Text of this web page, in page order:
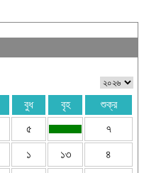
বুধ বৃহ
শুক্র
৫ ৭
১ ১৩ ৪